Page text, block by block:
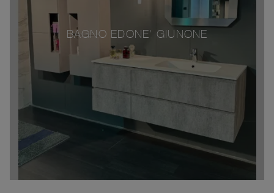
BAGNO EDONE' GIUNONE